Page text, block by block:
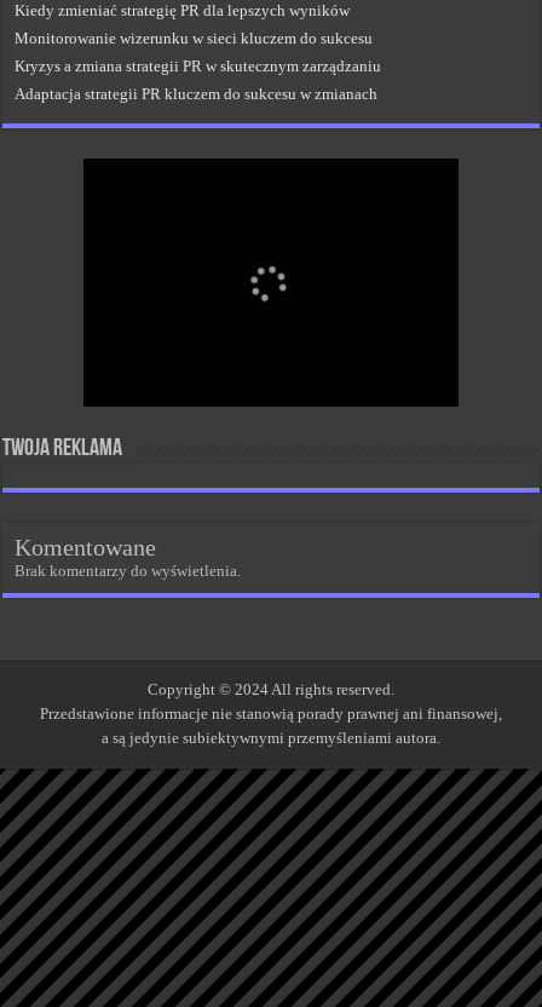
Kiedy zmieniać strategię PR dla lepszych wyników
Monitorowanie wizerunku w sieci kluczem do sukcesu
Kryzys a zmiana strategii PR w skutecznym zarządzaniu
Adaptacja strategii PR kluczem do sukcesu w zmianach
Twoja reklama
Komentowane
Brak komentarzy do wyświetlenia.
Copyright © 2024 All rights reserved.
Przedstawione informacje nie stanowią porady prawnej ani finansowej,
a są jedynie subiektywnymi przemyśleniami autora.